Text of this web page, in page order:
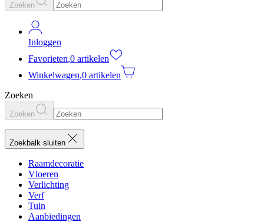
Zoeken
Inloggen
Favorieten,0 artikelen
Winkelwagen,0 artikelen
Zoeken
Zoeken
Zoekbalk sluiten
Raamdecoratie
Vloeren
Verlichting
Verf
Tuin
Aanbiedingen